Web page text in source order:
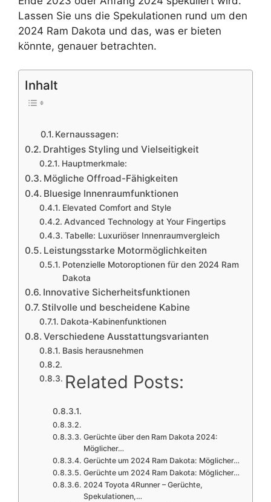
Lassen Sie uns die Spekulationen rund um den
2024 Ram Dakota und das, was er bieten
könnte, genauer betrachten.
Inhalt
Kernaussagen:
Drahtiges Styling und Vielseitigkeit
Hauptmerkmale:
Mögliche Offroad-Fähigkeiten
Bluesige Innenraumfunktionen
Elevated Comfort and Style
Advanced Technology at Your Fingertips
Tabelle: Luxuriöser Innenraumvergleich
Leistungsstarke Motormöglichkeiten
Potenzielle Motoroptionen für den 2024 Ram
Dakota
Innovative Sicherheitsfunktionen
Stilvolle und bescheidene Kabine
Dakota-Kabinenfunktionen
Verschiedene Ausstattungsvarianten
Basis herausnehmen
Related Posts:
Gerüchte über den Ram Dakota 2024:
Möglicher…
Gerüchte um 2024 Ram Dakota: Möglicher…
Gerüchte um 2024 Ram Dakota: Möglicher…
2024 Toyota 4Runner – Gerüchte,
Spekulationen,…